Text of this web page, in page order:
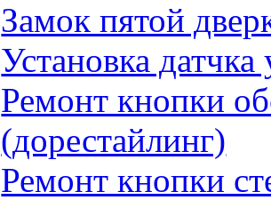
Замок пятой
Установка
Ремонт кнопки
(дорестайлинг)
Ремонт кнопки